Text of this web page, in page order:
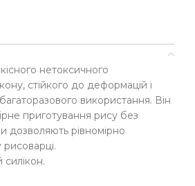
нетоксичного
стійкого до деформацій і
використання. Він
приготування рису без
дозволяють рівномірно
силікон.